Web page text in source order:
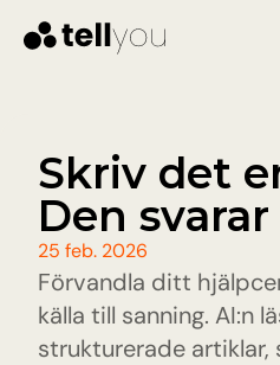
Tjänster
Omedelbara svar och
snabb och
Kvalificera leads, svara
besökare till att
Skriv det
Den
25 feb. 2026
Förvandla ditt
källa till sanning. AI:n
strukturerade artiklar,